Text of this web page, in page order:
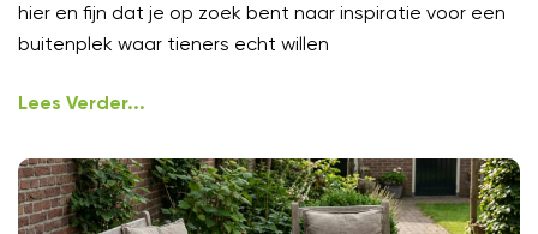
hier en fijn dat je op zoek bent naar inspiratie voor een
buitenplek waar tieners echt willen
Lees Verder...